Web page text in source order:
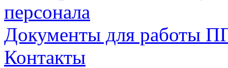
персонала
Документы для работы
Контакты